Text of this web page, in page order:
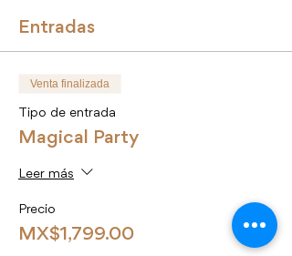
Entradas
Venta finalizada
Tipo de entrada
Magical Party
Leer más
Precio
MX$1,799.00